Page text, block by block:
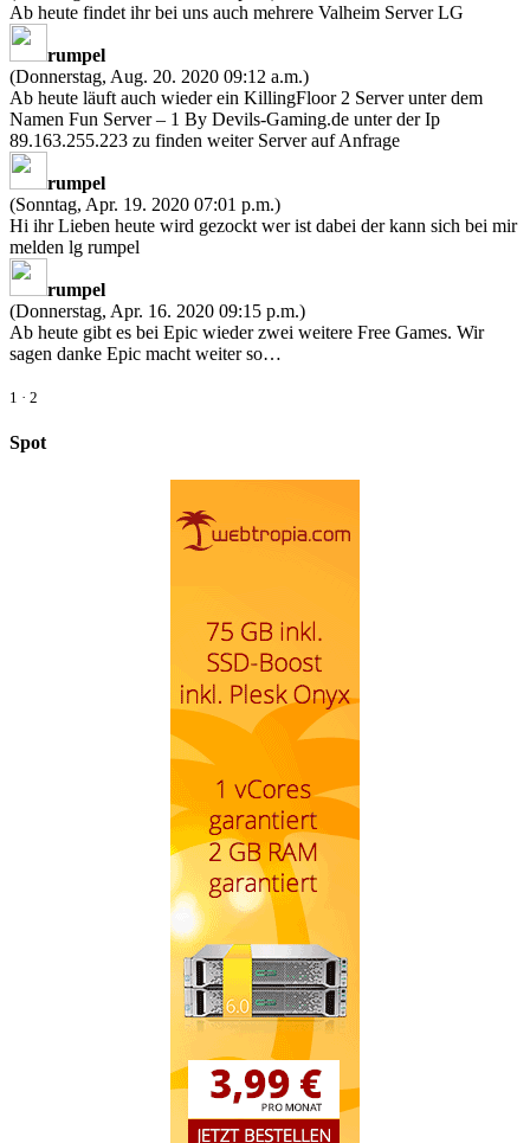
Ab heute findet ihr bei uns auch mehrere Valheim Server LG
rumpel
(Donnerstag, Aug. 20. 2020 09:12 a.m.)
Ab heute läuft auch wieder ein KillingFloor 2 Server unter dem
Namen Fun Server – 1 By Devils-Gaming.de unter der Ip
89.163.255.223 zu finden weiter Server auf Anfrage
rumpel
(Sonntag, Apr. 19. 2020 07:01 p.m.)
Hi ihr Lieben heute wird gezockt wer ist dabei der kann sich bei mir
melden lg rumpel
rumpel
(Donnerstag, Apr. 16. 2020 09:15 p.m.)
Ab heute gibt es bei Epic wieder zwei weitere Free Games. Wir
sagen danke Epic macht weiter so…
1 · 2
Spot